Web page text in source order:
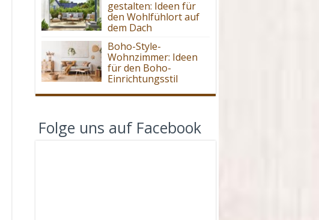
gestalten: Ideen für
den Wohlfühlort auf
dem Dach
Boho-Style-
Wohnzimmer: Ideen
für den Boho-
Einrichtungsstil
Folge uns auf Facebook